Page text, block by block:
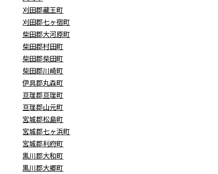
刈田郡蔵王町
刈田郡七ヶ宿町
柴田郡大河原町
柴田郡村田町
柴田郡柴田町
柴田郡川崎町
伊具郡丸森町
亘理郡亘理町
亘理郡山元町
宮城郡松島町
宮城郡七ヶ浜町
宮城郡利府町
黒川郡大和町
黒川郡大郷町